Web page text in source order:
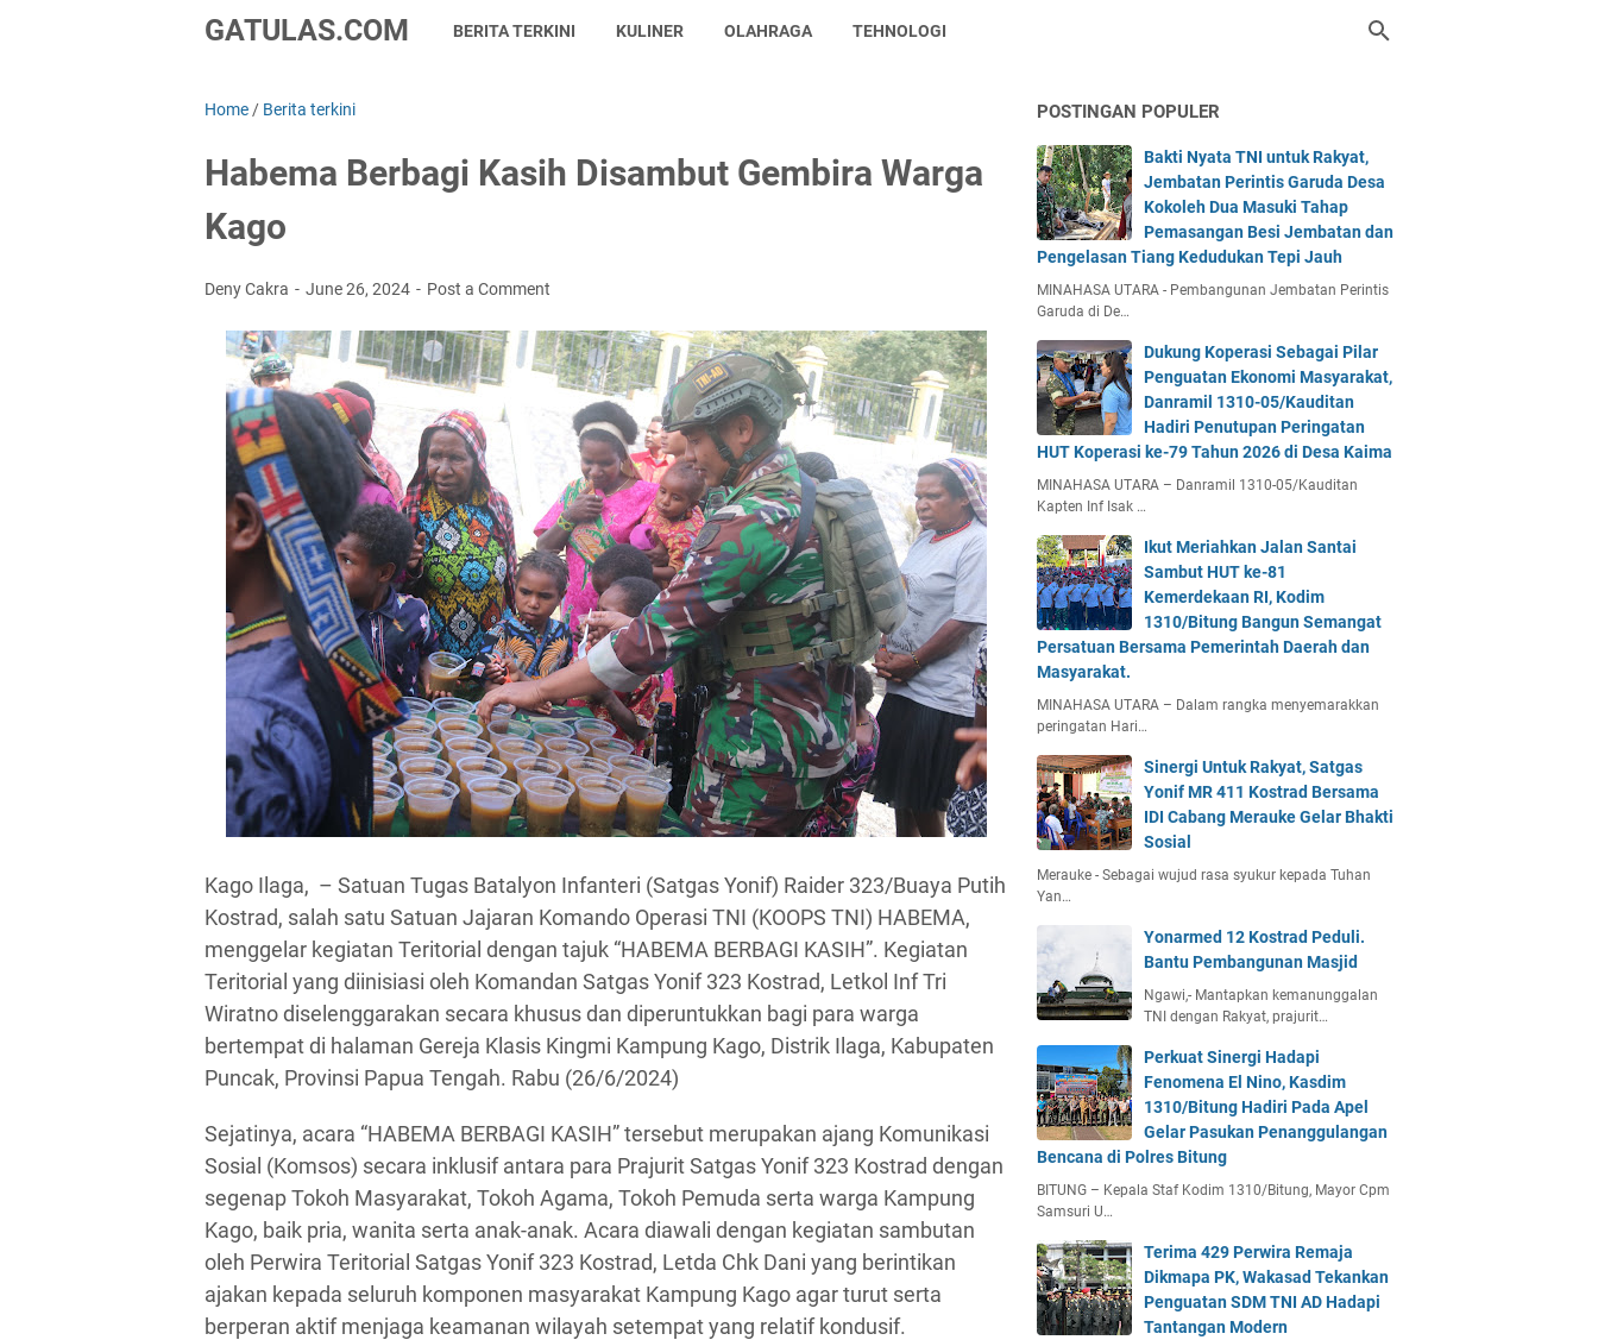
GATULAS.COM BERITA TERKINI KULINER OLAHRAGA TEHNOLOGI
Home / Berita terkini
Habema Berbagi Kasih Disambut Gembira Warga
Kago
Deny Cakra June 26, 2024 Post a Comment
Kago Ilaga, – Satuan Tugas Batalyon Infanteri (Satgas Yonif) Raider 323/Buaya Putih
Kostrad, salah satu Satuan Jajaran Komando Operasi TNI (KOOPS TNI) HABEMA,
menggelar kegiatan Teritorial dengan tajuk “HABEMA BERBAGI KASIH”. Kegiatan
Teritorial yang diinisiasi oleh Komandan Satgas Yonif 323 Kostrad, Letkol Inf Tri
Wiratno diselenggarakan secara khusus dan diperuntukkan bagi para warga
bertempat di halaman Gereja Klasis Kingmi Kampung Kago, Distrik Ilaga, Kabupaten
Puncak, Provinsi Papua Tengah. Rabu (26/6/2024)
Sejatinya, acara “HABEMA BERBAGI KASIH” tersebut merupakan ajang Komunikasi
Sosial (Komsos) secara inklusif antara para Prajurit Satgas Yonif 323 Kostrad dengan
segenap Tokoh Masyarakat, Tokoh Agama, Tokoh Pemuda serta warga Kampung
Kago, baik pria, wanita serta anak-anak. Acara diawali dengan kegiatan sambutan
oleh Perwira Teritorial Satgas Yonif 323 Kostrad, Letda Chk Dani yang berintikan
ajakan kepada seluruh komponen masyarakat Kampung Kago agar turut serta
berperan aktif menjaga keamanan wilayah setempat yang relatif kondusif.
POSTINGAN POPULER
Bakti Nyata TNI untuk Rakyat,
Jembatan Perintis Garuda Desa
Kokoleh Dua Masuki Tahap
Pemasangan Besi Jembatan dan
Pengelasan Tiang Kedudukan Tepi Jauh
MINAHASA UTARA - Pembangunan Jembatan Perintis
Garuda di De…
Dukung Koperasi Sebagai Pilar
Penguatan Ekonomi Masyarakat,
Danramil 1310-05/Kauditan
Hadiri Penutupan Peringatan
HUT Koperasi ke-79 Tahun 2026 di Desa Kaima
MINAHASA UTARA – Danramil 1310-05/Kauditan
Kapten Inf Isak …
Ikut Meriahkan Jalan Santai
Sambut HUT ke-81
Kemerdekaan RI, Kodim
1310/Bitung Bangun Semangat
Persatuan Bersama Pemerintah Daerah dan
Masyarakat.
MINAHASA UTARA – Dalam rangka menyemarakkan
peringatan Hari…
Sinergi Untuk Rakyat, Satgas
Yonif MR 411 Kostrad Bersama
IDI Cabang Merauke Gelar Bhakti
Sosial
Merauke - Sebagai wujud rasa syukur kepada Tuhan
Yan…
Yonarmed 12 Kostrad Peduli.
Bantu Pembangunan Masjid
Ngawi,- Mantapkan kemanunggalan
TNI dengan Rakyat, prajurit…
Perkuat Sinergi Hadapi
Fenomena El Nino, Kasdim
1310/Bitung Hadiri Pada Apel
Gelar Pasukan Penanggulangan
Bencana di Polres Bitung
BITUNG – Kepala Staf Kodim 1310/Bitung, Mayor Cpm
Samsuri U…
Terima 429 Perwira Remaja
Dikmapa PK, Wakasad Tekankan
Penguatan SDM TNI AD Hadapi
Tantangan Modern